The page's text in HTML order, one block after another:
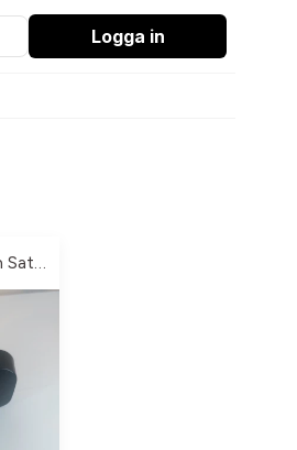
Logga in
sutharshan Sathiyaseelan